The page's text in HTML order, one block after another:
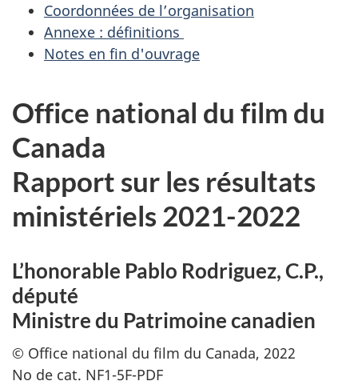
Coordonnées de l’organisation
Annexe : définitions
Notes en fin d'ouvrage
Office national du film du
Canada
Rapport sur les résultats
ministériels 2021-2022
L’honorable Pablo Rodriguez, C.P.,
député
Ministre du Patrimoine canadien
© Office national du film du Canada, 2022
No de cat. NF1-5F-PDF